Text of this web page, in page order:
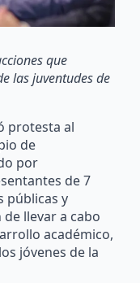
que
las juventudes de
protesta al
de
por
de 7
públicas y
llevar a cabo
académico,
jóvenes de la